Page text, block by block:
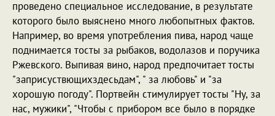
проведено специальное исследование, в результате
которого было выяснено много любопытных фактов.
Например, во время употребления пива, народ чаще
поднимается тосты за рыбаков, водолазов и поручика
Ржевского. Выпивая вино, народ предпочитает тосты
"заприсуствющихздесьдам", " за любовь" и "за
хорошую погоду". Портвейн стимулирует тосты "Ну, за
нас, мужики", "Чтобы с прибором все было в порядке